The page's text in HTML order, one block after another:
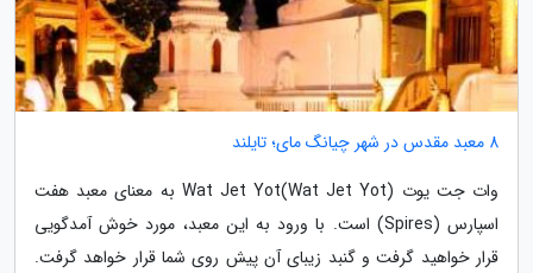
8 معبد مقدس در شهر چیانگ مای؛ تایلند
وات جت یوت (Wat Jet Yot)Wat Jet Yot به معنای معبد هفت
اسپارس (Spires) است. با ورود به این معبد، مورد خوش آمدگویی
قرار خواهید گرفت و گنبد زیبای آن پیش روی شما قرار خواهد گرفت.